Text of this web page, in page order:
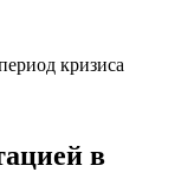
кризиса
в